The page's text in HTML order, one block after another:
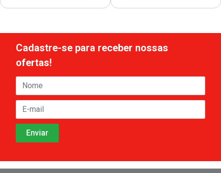
Cadastre-se para receber nossas
ofertas!